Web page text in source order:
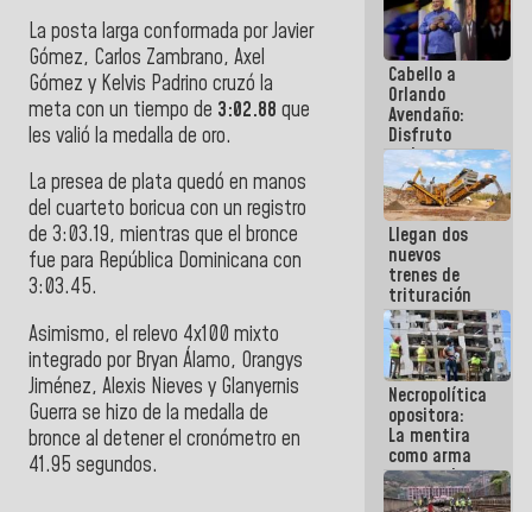
La posta larga conformada por Javier
Gómez, Carlos Zambrano, Axel
Gómez y Kelvis Padrino cruzó la
meta con un tiempo de 3:02.88 que
les valió la medalla de oro.
La presea de plata quedó en manos
del cuarteto boricua con un registro
de 3:03.19, mientras que el bronce
fue para República Dominicana con
3:03.45.
Asimismo, el relevo 4x100 mixto
integrado por Bryan Álamo, Orangys
Jiménez, Alexis Nieves y Glanyernis
Guerra se hizo de la medalla de
bronce al detener el cronómetro en
41.95 segundos.
Cabello a
Orlando
Avendaño:
Disfruto
cada vez
que escribes
porque lo
que haces
es
embarrarla
Llegan dos
nuevos
trenes de
trituración
para
optimizar
manejo de
escombros
en La Guaira
Necropolítica
opositora:
La mentira
como arma
contra el
Pueblo